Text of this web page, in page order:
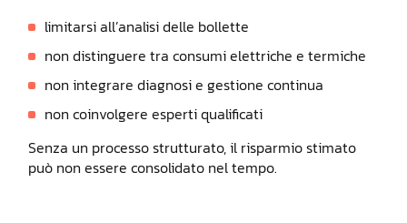
limitarsi all’analisi delle bollette
non distinguere tra consumi elettriche e termiche
non integrare diagnosi e gestione continua
non coinvolgere esperti qualificati
Senza un processo strutturato, il risparmio stimato
può non essere consolidato nel tempo.